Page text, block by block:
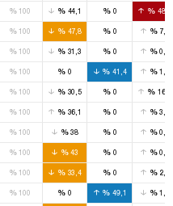
%100 %44,1 %0 % 48,6
%100 %47,8 %0 %7,3
%100 %31,3 %0 %0,8
%100 % 0 % 41,4 %1,8
%100 %30,5 %0 % 16,6
%100 %36,1 %0 %3,1
%100 %38 %0 %0,8
%100 %43 %0 %0,5
%100 %33,4 %0 %2,6
%100 % 0 % 49,1 %1,3